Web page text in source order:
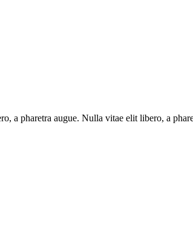
a pharetra augue. Nulla vitae elit libero, a